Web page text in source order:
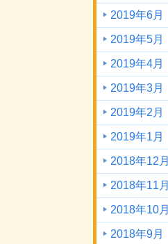
2019年6月
2019年5月
2019年4月
2019年3月
2019年2月
2019年1月
2018年12月
2018年11月
2018年10月
2018年9月